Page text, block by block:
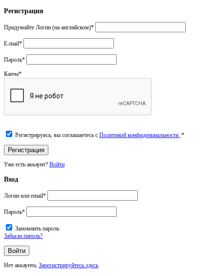
Регистрация
Придумайте Логин (на английском)*
E-mail*
Пароль*
Капча*
Регистрируясь, вы соглашаетесь с Политикой конфиденциальности .*
Уже есть аккаунт? Войти
Вход
Логин или email*
Пароль*
Запомнить пароль
Забыли пароль?
Нет аккаунта, Зарегистрируйтесь здесь